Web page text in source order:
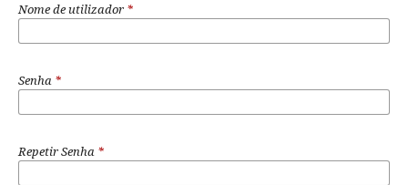
Nome de utilizador *
Senha *
Repetir Senha *